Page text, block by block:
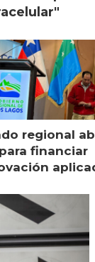
regional
financiar